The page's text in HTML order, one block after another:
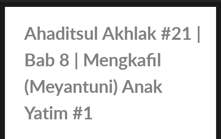
Ahaditsul Akhlak #21 |
Bab 8 | Mengkafil
(Meyantuni) Anak
Yatim #1